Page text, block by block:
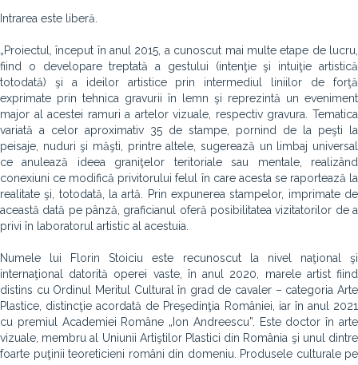
Intrarea este liberă.
„Proiectul, început în anul 2015, a cunoscut mai multe etape de lucru,
fiind o developare treptată a gestului (intenţie şi intuiţie artistică
totodată) şi a ideilor artistice prin intermediul liniilor de forţă
exprimate prin tehnica gravurii în lemn şi reprezintă un eveniment
major al acestei ramuri a artelor vizuale, respectiv gravura. Tematica
variată a celor aproximativ 35 de stampe, pornind de la peşti la
peisaje, nuduri şi măşti, printre altele, sugerează un limbaj universal
ce anulează ideea graniţelor teritoriale sau mentale, realizând
conexiuni ce modifică privitorului felul în care acesta se raportează la
realitate şi, totodată, la artă. Prin expunerea stampelor, imprimate de
această dată pe pânză, graficianul oferă posibilitatea vizitatorilor de a
privi în laboratorul artistic al acestuia.
Numele lui Florin Stoiciu este recunoscut la nivel naţional şi
internaţional datorită operei vaste, în anul 2020, marele artist fiind
distins cu Ordinul Meritul Cultural în grad de cavaler – categoria Arte
Plastice, distincţie acordată de Preşedinţia României, iar în anul 2021
cu premiul Academiei Române „Ion Andreescu”. Este doctor în arte
vizuale, membru al Uniunii Artiştilor Plastici din România şi unul dintre
foarte puţinii teoreticieni români din domeniu. Produsele culturale pe